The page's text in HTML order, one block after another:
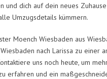
und dich auf dein neues
Umzugsdetails kümmern.
Moench Wiesbaden aus
nach Larissa zu einer
uns noch heute, um
erfahren und ein